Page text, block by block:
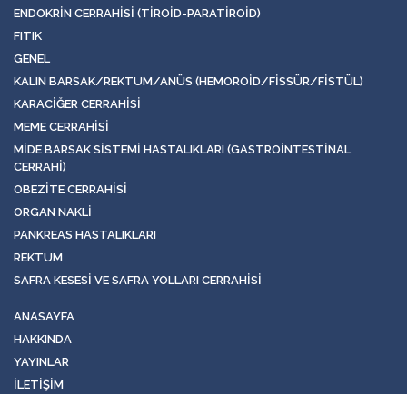
ENDOKRIN CERRAHISI (TIROID-PARATIROID)
FITIK
GENEL
KALIN BARSAK/REKTUM/ANÜS (HEMOROID/FISSÜR/FISTÜL)
KARACIĞER CERRAHISI
MEME CERRAHISI
MIDE BARSAK SISTEMI HASTALIKLARI (GASTROINTESTINAL
CERRAHI)
OBEZITE CERRAHISI
ORGAN NAKLI
PANKREAS HASTALIKLARI
REKTUM
SAFRA KESESI VE SAFRA YOLLARI CERRAHISI
ANASAYFA
HAKKINDA
YAYINLAR
İLETIŞIM